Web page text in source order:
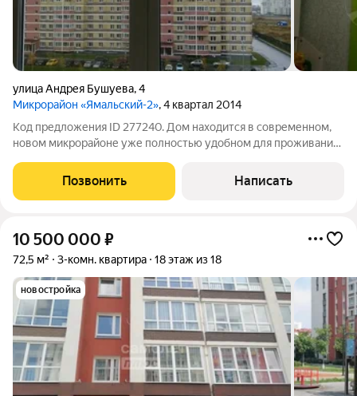
улица Андрея Бушуева,4
Микрорайон «Ямальский-2», 4 квартал 2014
Код предложения ID 277240. Дом находится в современном,
новом микрорайоне уже полностью удобном для проживания.
расписанию. Квартира очень уютная и теплая. Межкомнатные
двери поменяны на
Позвонить Написать
10 500 000 ₽
72,5 м² 3-комн. квартира 18 этаж из 18
новостройка